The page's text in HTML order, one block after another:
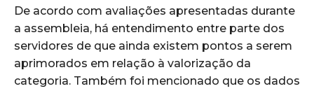
De acordo com avaliações apresentadas durante
a assembleia, há entendimento entre parte dos
servidores de que ainda existem pontos a serem
aprimorados em relação à valorização da
categoria. Também foi mencionado que os dados